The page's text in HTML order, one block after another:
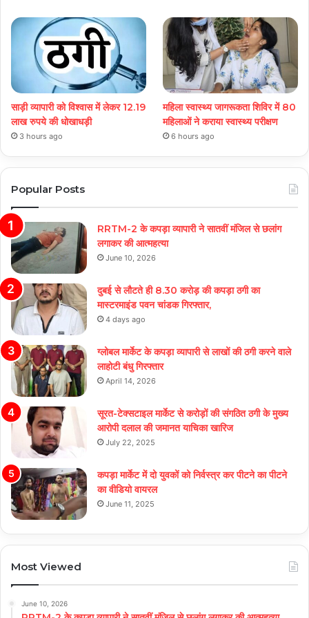
साड़ी व्यापारी को विश्वास में लेकर 12.19
लाख रुपये की धोखाधड़ी
3 hours ago
महिला स्वास्थ्य जागरूकता शिविर में 80
महिलाओं ने कराया स्वास्थ्य परीक्षण
6 hours ago
Popular Posts
RRTM-2 के कपड़ा व्यापारी ने सातवीं मंजिल से छलांग
लगाकर की आत्महत्या
June 10, 2026
दुबई से लौटते ही 8.30 करोड़ की कपड़ा ठगी का
मास्टरमाइंड पवन चांडक गिरफ्तार,
4 days ago
ग्लोबल मार्केट के कपड़ा व्यापारी से लाखों की ठगी करने वाले
लाहोटी बंधु गिरफ्तार
April 14, 2026
सूरत-टेक्सटाइल मार्केट से करोड़ों की संगठित ठगी के मुख्य
आरोपी दलाल की जमानत याचिका खारिज
July 22, 2025
कपड़ा मार्केट में दो युवकों को निर्वस्त्र कर पीटने का पीटने
का वीडियो वायरल
June 11, 2025
Most Viewed
June 10, 2026